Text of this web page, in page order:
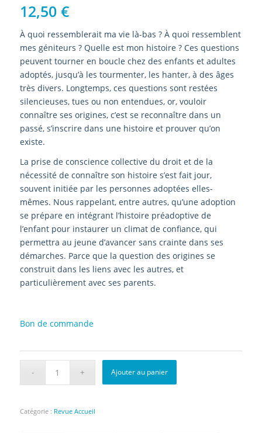
12,50 €
À quoi ressemblerait ma vie là-bas ? À quoi ressemblent
mes géniteurs ? Quelle est mon histoire ? Ces questions
peuvent tourner en boucle chez des enfants et adultes
adoptés, jusqu’à les tourmenter, les hanter, à des âges
très divers. Longtemps, ces questions sont restées
silencieuses, tues ou non entendues, or, vouloir
connaître ses origines, c’est se reconnaître dans un
passé, s’inscrire dans une histoire et prouver qu’on
existe.
La prise de conscience collective du droit et de la
nécessité de connaître son histoire s’est fait jour,
souvent initiée par les personnes adoptées elles-
mêmes. Nous rappelant, entre autres, qu’une adoption
se prépare en intégrant l’histoire préadoptive de
l’enfant pour instaurer un climat de confiance, qui
permettra au jeune d’avancer sans crainte dans ses
démarches. Parce que la question des origines se
construit dans les liens avec les autres, et
particulièrement avec ses parents.
Bon de commande
Ajouter au panier
Catégorie : Revue Accueil